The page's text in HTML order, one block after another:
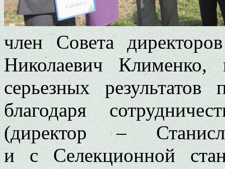
член Совета
Николаевич Клименко,
серьезных
благодаря
(директор –
и с Селекционной